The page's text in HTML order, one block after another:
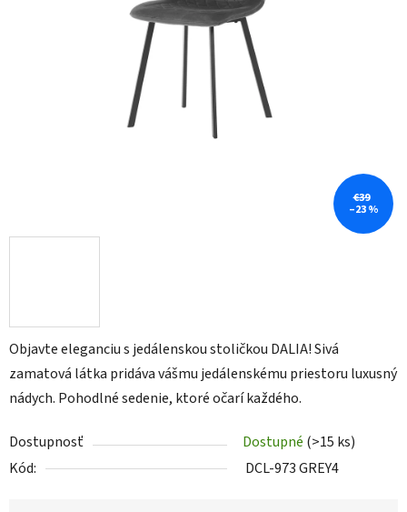
Objavte eleganciu s jedálenskou stoličkou DALIA! Sivá
zamatová látka pridáva vášmu jedálenskému priestoru luxusný
nádych. Pohodlné sedenie, ktoré očarí každého.
Dostupnosť Dostupné (>15 ks)
Kód:
DCL-973 GREY4
€39
–23 %